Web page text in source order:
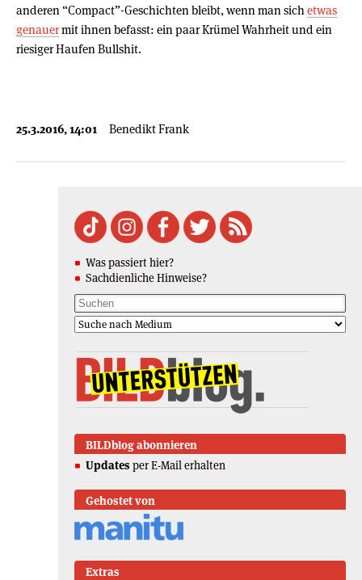
anderen “Compact”-Geschichten bleibt, wenn man sichetwas
genauermit ihnen befasst: ein paar Krümel Wahrheit und ein
riesiger Haufen Bullshit.
25.3.2016, 14:01 Benedikt Frank
Was passiert hier?
Sachdienliche Hinweise?
BILDblog abonnieren
Updates per E-Mail erhalten
Gehostet von
Extras